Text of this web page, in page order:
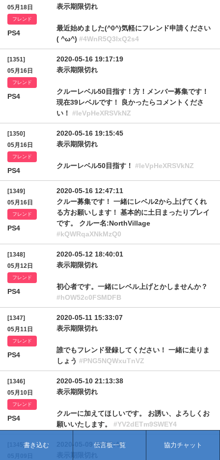
05月18日
フレンド
PS4
表示期限切れ
最近始めました(^0^)気軽にフレンド申請ください
( ^ω^) #4WnR5Q3lxQ2s4
[1351]
05月16日
フレンド
PS4
2020-05-16 19:17:19
表示期限切れ
クルーレベル50目指す！方！メンバー募集です！
現在39レベルです！ 良かったらコメントくださ
い！ #IeVpHeXRSVkNZ
[1350]
05月16日
フレンド
PS4
2020-05-16 19:15:45
表示期限切れ
クルーレベル50目指す！ #IeVpHeXRSVkNZ
[1349]
05月16日
フレンド
PS4
2020-05-16 12:47:11
クルー募集です！ 一緒にレベル2から上げてくれ
る方お願いします！ 基本的に土日まったりプレイ
です。 クルー名:NorthVillage
#kQWRqaXNkMzQ0
[1348]
05月12日
フレンド
PS4
2020-05-12 18:40:01
表示期限切れ
初心者です。一緒にレベル上げとかしませんか？
#hOW52c0FSMDFB
[1347]
05月11日
フレンド
PS4
2020-05-11 15:33:07
表示期限切れ
誰でもフレンド登録してください！ 一緒に走りま
しょう #PNG5NQWxuTnVZ
[1346]
05月10日
フレンド
PS4
2020-05-10 21:13:38
表示期限切れ
クルーに加えてほしいです。 お誘い、よろしくお
願いいたします。 #YV2dETm9SWEY4
[1345]
2020-05-09 19:57:45
書き込む 伝言板一覧 協力チャット